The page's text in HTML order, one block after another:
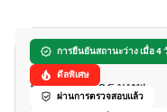
การยืนยันสถานะว่าง เมื่อ 4
ดีลพิเศษ
ผ่านการตรวจสอบแล้ว
เซ็นทริค สาทร-เ
ยานนาวา, กรุงเทพ